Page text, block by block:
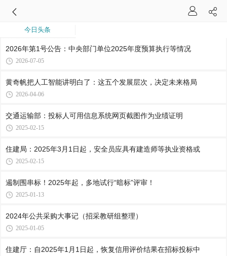
今日头条
2026年第1号公告：中央部门单位2025年度预算执行等情况
2026-07-05
黄奇帆把人工智能讲明白了：这五个发展层次，决定未来格局
2026-04-06
交通运输部：投标人可用信息系统网页截图作为业绩证明
2025-02-15
住建局：2025年3月1日起，安全员应具有建造师等执业资格或
2025-02-15
遏制围串标！2025年起，多地试行“暗标”评审！
2025-01-13
2024年公共采购大事记（招采教研组整理）
2025-01-05
住建厅：自2025年1月1日起，恢复信用评价结果在招标投标中